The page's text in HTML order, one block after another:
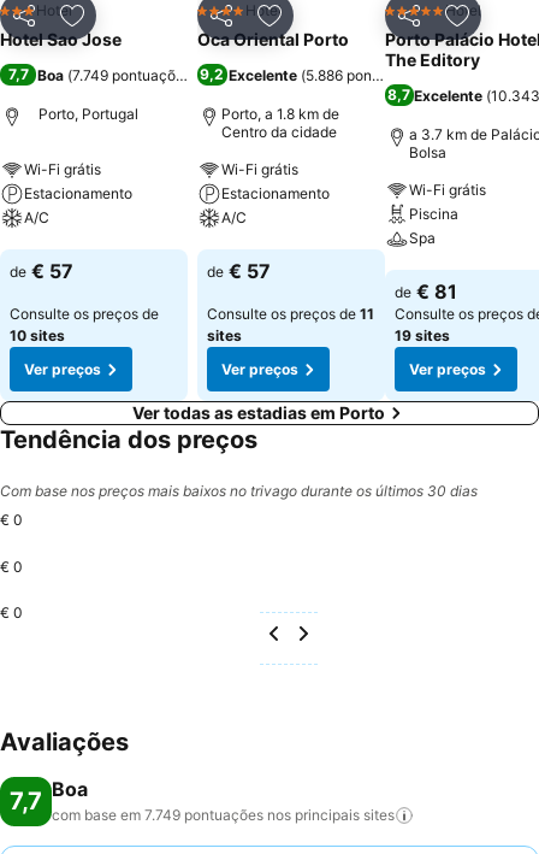
PartilharAdicionar aos favoritos
3 Estrelas
Hotel
Hotel Sao Jose
7,7 Boa (7.749 pontuações
Porto, Portugal
Wi-Fi grátis
Estacionamento
A/C
Ver preços
de € 57
Consulte os preços de
10 sites
Ver preços
PartilharAdicionar aos favoritos
4 EstrelasHotel
Oca Oriental Porto
9,2 Excelente (5.886 pontuações
Porto, a 1.8 km de
Centro da cidade
Wi-Fi grátis
Estacionamento
A/C
Ver preços
de € 57
Consulte os preços de 11
sites
Ver preços
Partilhar
5 EstrelasHotel
Porto Palácio
The Editory
8,7Excelente (
a 3.7 km de
Bolsa
Wi-Fi grátis
Piscina
Spa
Ver preços
de € 81
Consulte os preços
19 sites
Ver preços
Ver todas as estadias em Porto
Tendência dos preços
Com base nos preços mais baixos no trivago durante os últimos 30 dias
€ 0
€ 0
€ 0
Avaliações
7,7 Boa
com base em 7.749 pontuações nos principais sites